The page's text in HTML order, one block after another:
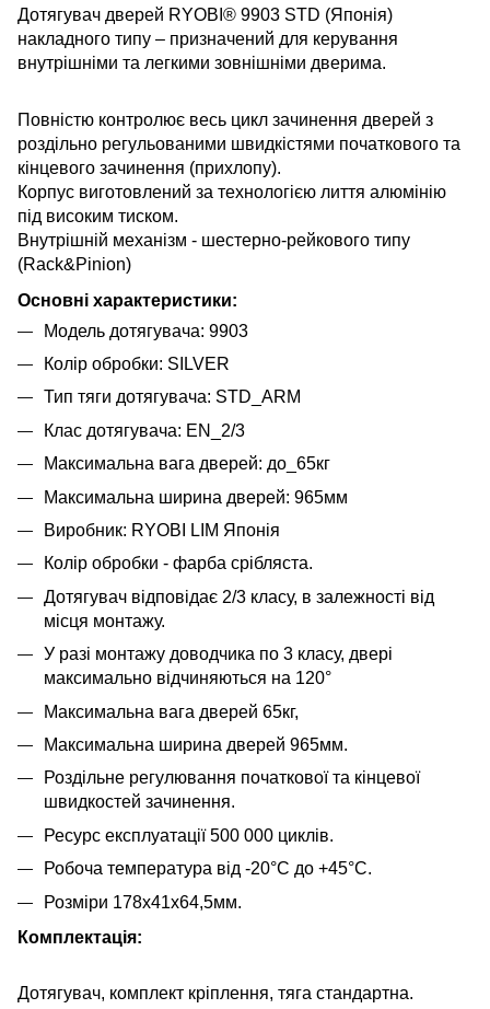
Дотягувач дверей RYOBI® 9903 STD (Японія)
накладного типу – призначений для керування
внутрішніми та легкими зовнішніми дверима.
Повністю контролює весь цикл зачинення дверей з
роздільно регульованими швидкістями початкового та
кінцевого зачинення (прихлопу).
Корпус виготовлений за технологією лиття алюмінію
під високим тиском.
Внутрішній механізм - шестерно-рейкового типу
(Rack&Pinion)
Основні характеристики:
Модель дотягувача: 9903
Колір обробки: SILVER
Тип тяги дотягувача: STD_ARM
Клас дотягувача: EN_2/3
Максимальна вага дверей: до_65кг
Максимальна ширина дверей: 965мм
Виробник: RYOBI LIM Японія
Колір обробки - фарба срібляста.
Дотягувач відповідає 2/3 класу, в залежності від
місця монтажу.
У разі монтажу доводчика по 3 класу, двері
максимально відчиняються на 120°
Максимальна вага дверей 65кг,
Максимальна ширина дверей 965мм.
Роздільне регулювання початкової та кінцевої
швидкостей зачинення.
Ресурс експлуатації 500 000 циклів.
Робоча температура від -20°С до +45°С.
Розміри 178х41х64,5мм.
Комплектація:
Дотягувач, комплект кріплення, тяга стандартна.